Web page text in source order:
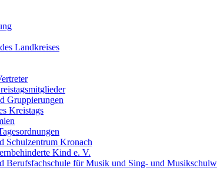
Landkreises
Gruppierungen
Kreistags
Schulzentrum Kronach
Kind e. V.
Berufsfachschule für Musik und Sing- und